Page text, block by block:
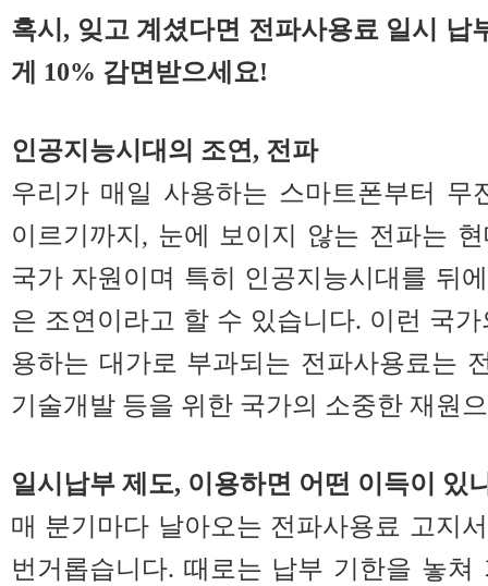
혹시, 잊고 계셨다면 전파사용료 일시 납
게 10% 감면받으세요!
인공지능시대의 조연, 전파
우리가 매일 사용하는 스마트폰부터 무
이르기까지, 눈에 보이지 않는 전파는
국가 자원이며 특히 인공지능시대를 뒤
은 조연이라고 할 수 있습니다. 이런 국
용하는 대가로 부과되는 전파사용료는
기술개발 등을 위한 국가의 소중한 재원
일시납부 제도, 이용하면 어떤 이득이 있
매 분기마다 날아오는 전파사용료 고지
번거롭습니다. 때로는 납부 기한을 놓